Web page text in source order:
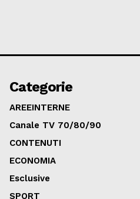
Categorie
AREEINTERNE
Canale TV 70/80/90
CONTENUTI
ECONOMIA
Esclusive
SPORT